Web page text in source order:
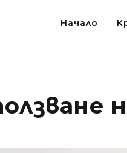
Начало